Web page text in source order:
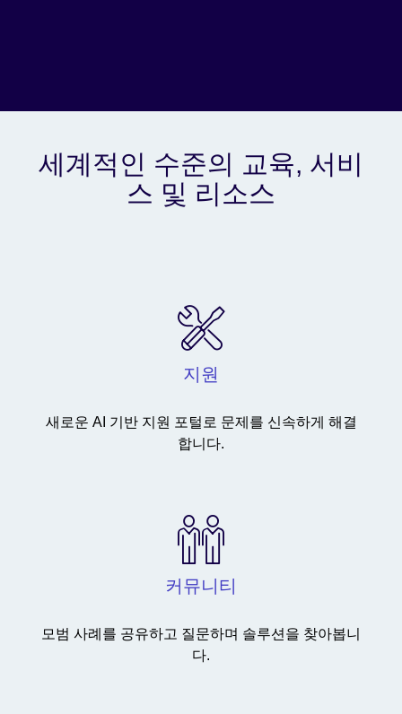
세계적인 수준의 교육, 서비
스 및 리소스
지원
새로운 AI 기반 지원 포털로 문제를 신속하게 해결
합니다.
커뮤니티
모범 사례를 공유하고 질문하며 솔루션을 찾아봅니
다.